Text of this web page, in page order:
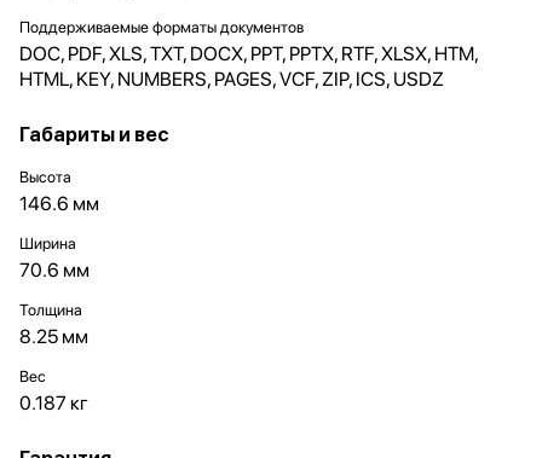
Поддерживаемые форматы документов
DOC, PDF, XLS, TXT, DOCX, PPT, PPTX, RTF, XLSX, HTM,
HTML, KEY, NUMBERS, PAGES, VCF, ZIP, ICS, USDZ
Габариты и вес
Высота
146.6 мм
Ширина
70.6 мм
Толщина
8.25 мм
Вес
0.187 кг